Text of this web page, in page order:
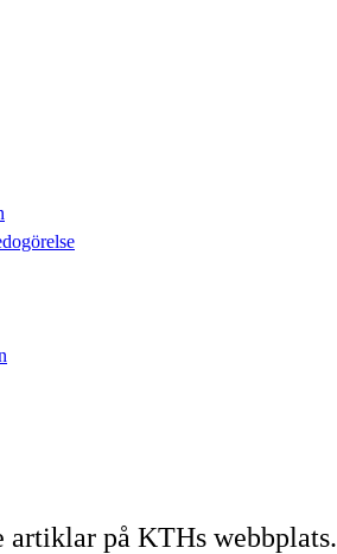
artiklar på KTHs webbplats.